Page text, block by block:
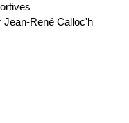
Jean-René Calloc'h